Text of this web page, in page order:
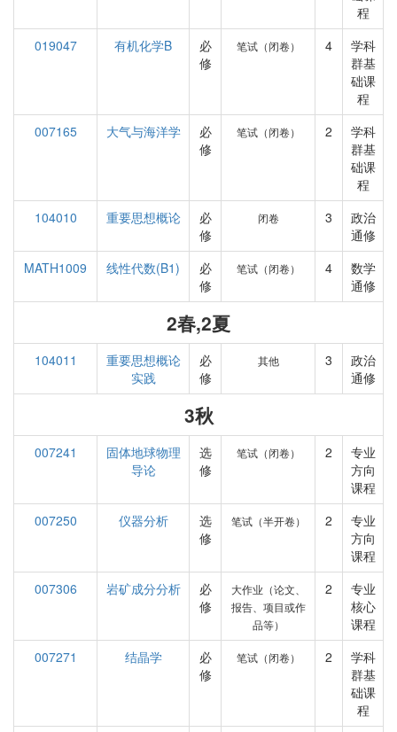
程
019047
有机化学B
必
修
笔试（闭卷） 4
学科
群基
础课
程
007165
大气与海洋学
必
修
笔试（闭卷） 2
学科
群基
础课
程
104010
重要思想概论
必
修
闭卷 3
政治
通修
MATH1009
线性代数(B1)
必
修
笔试（闭卷） 4
数学
通修
2春,2夏
104011
重要思想概论
实践
必
修
其他 3
政治
通修
3秋
007241
固体地球物理
导论
选
修
笔试（闭卷） 2
专业
方向
课程
007250
仪器分析
选
修
笔试（半开卷） 2
专业
方向
课程
007306
岩矿成分分析
必
修
大作业（论文、
报告、项目或作
品等）
2
专业
核心
课程
007271
结晶学
必
修
笔试（闭卷） 2
学科
群基
础课
程